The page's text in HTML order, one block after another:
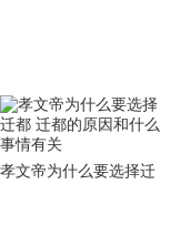
孝文帝为什么要选择迁